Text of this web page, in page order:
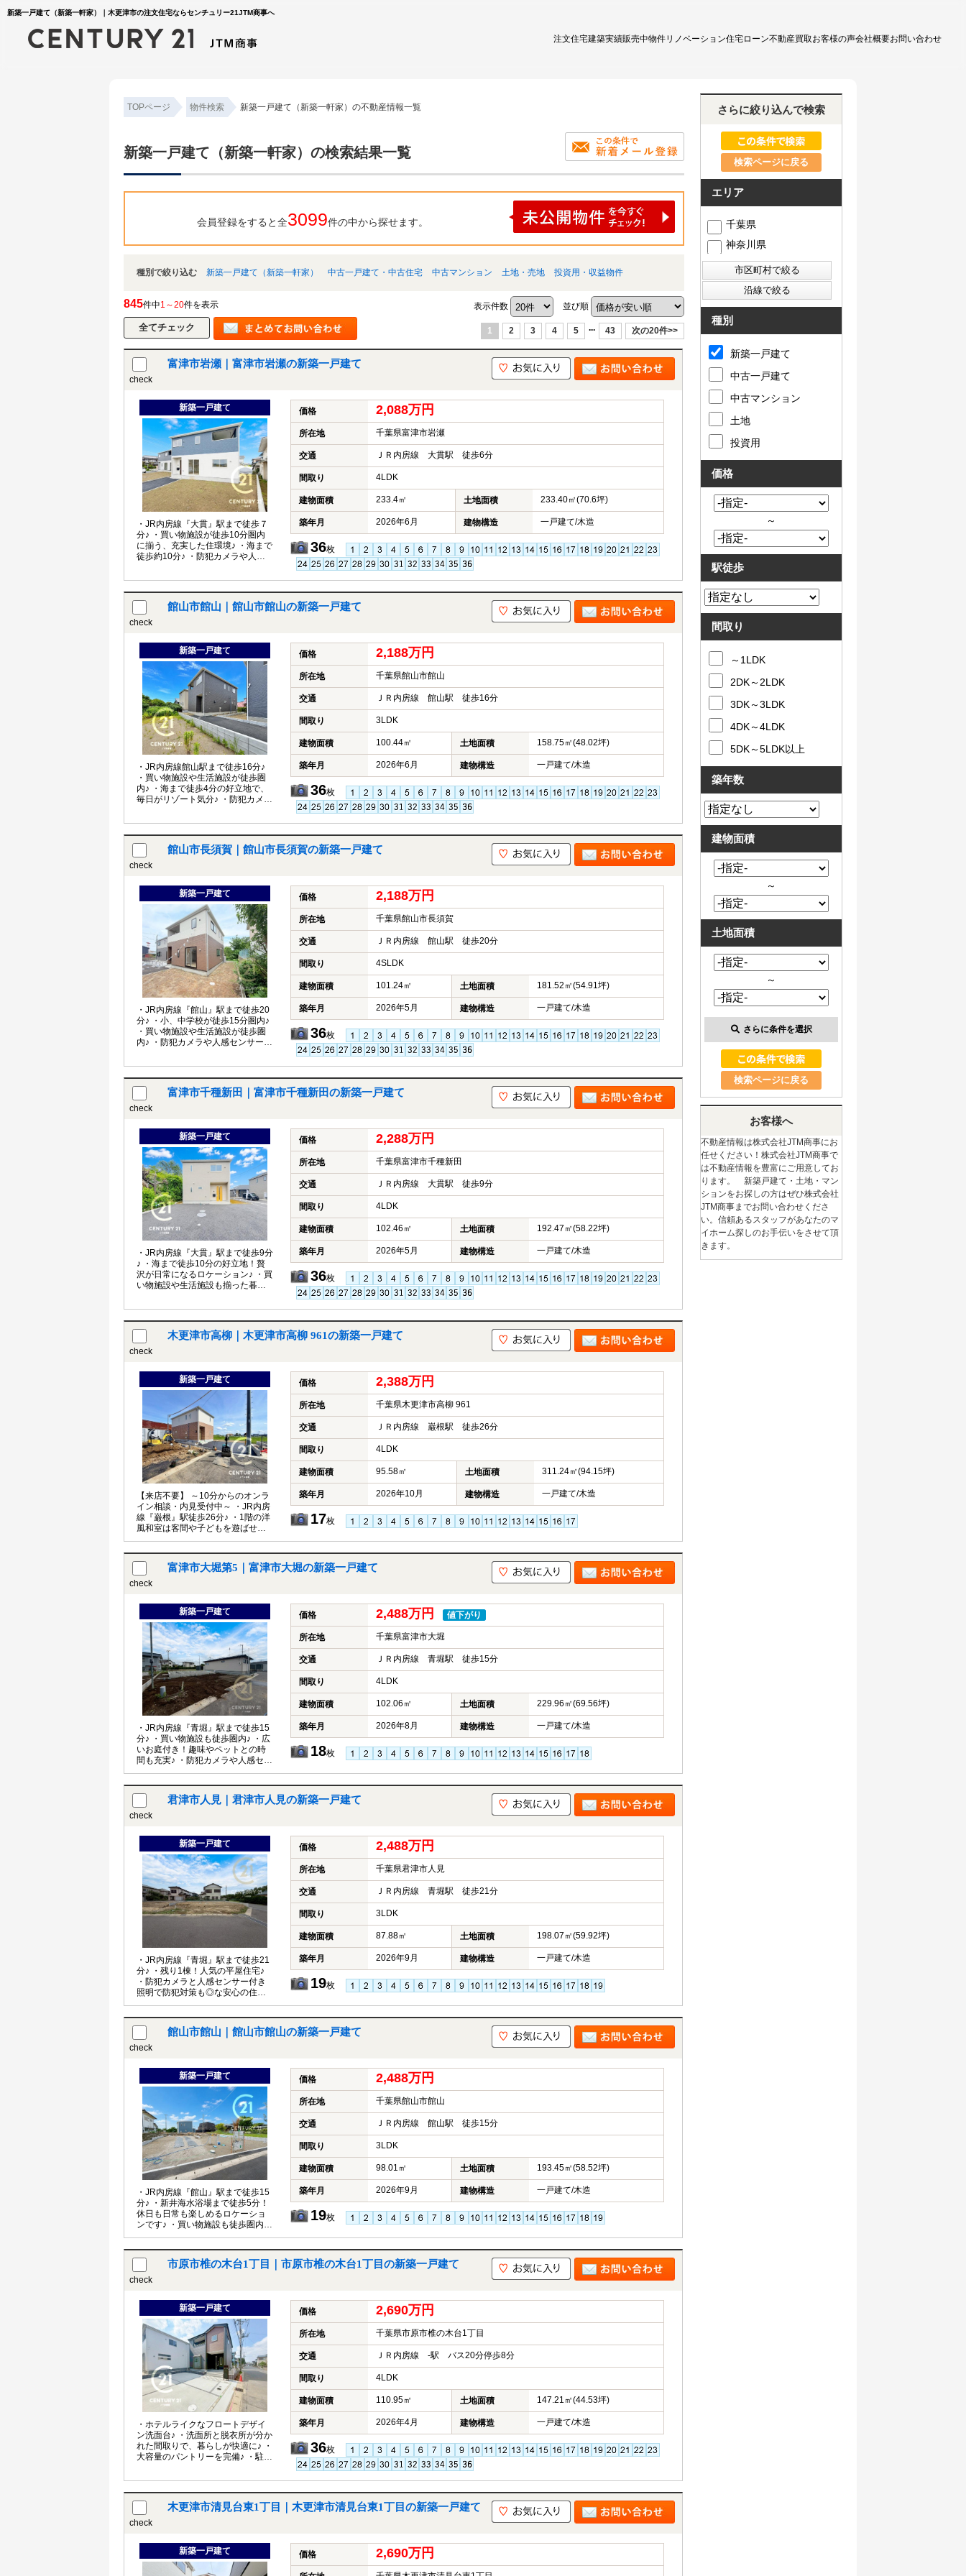
新築一戸建て（新築一軒家）｜木更津市の注文住宅ならセンチュリー21JTM商事へ
注文住宅建築実績販売中物件リノベーション住宅ローン不動産買取お客様の声会社概要お問い合わせ
TOPページ 物件検索 新築一戸建て（新築一軒家）の不動産情報一覧
新築一戸建て（新築一軒家）の検索結果一覧
会員登録をすると全3099件の中から探せます。
種別で絞り込む 新築一戸建て（新築一軒家） 中古一戸建て・中古住宅 中古マンション 土地・売地 投資用・収益物件
845件中1～20件を表示 表示件数 並び順
1 2 3 4 5 ... 43 次の20件>>
check
富津市岩瀬｜富津市岩瀬の新築一戸建て
新築一戸建て
・JR内房線『大貫』駅まで徒歩７
分♪ ・買い物施設が徒歩10分圏内
に揃う、充実した住環境♪ ・海まで
徒歩約10分♪ ・防犯カメラや人感
価格 2,088万円
所在地 千葉県富津市岩瀬
交通 ＪＲ内房線 大貫駅 徒歩6分
間取り 4LDK
建物面積 233.4㎡ 土地面積 233.40㎡(70.6坪)
築年月 2026年6月 建物構造 一戸建て/木造
36枚
check
館山市館山｜館山市館山の新築一戸建て
新築一戸建て
・JR内房線館山駅まで徒歩16分♪
・買い物施設や生活施設が徒歩圏
内♪ ・海まで徒歩4分の好立地で、
毎日がリゾート気分♪ ・防犯カメラ
価格 2,188万円
所在地 千葉県館山市館山
交通 ＪＲ内房線 館山駅 徒歩16分
間取り 3LDK
建物面積 100.44㎡ 土地面積 158.75㎡(48.02坪)
築年月 2026年6月 建物構造 一戸建て/木造
36枚
check
館山市長須賀｜館山市長須賀の新築一戸建て
新築一戸建て
・JR内房線『館山』駅まで徒歩20
分♪ ・小、中学校が徒歩15分圏内♪
・買い物施設や生活施設が徒歩圏
内♪ ・防犯カメラや人感センサー付
価格 2,188万円
所在地 千葉県館山市長須賀
交通 ＪＲ内房線 館山駅 徒歩20分
間取り 4SLDK
建物面積 101.24㎡ 土地面積 181.52㎡(54.91坪)
築年月 2026年5月 建物構造 一戸建て/木造
36枚
check
富津市千種新田｜富津市千種新田の新築一戸建て
新築一戸建て
・JR内房線『大貫』駅まで徒歩9分
♪ ・海まで徒歩10分の好立地！贅
沢が日常になるロケーション♪ ・買
い物施設や生活施設も揃った暮ら
価格 2,288万円
所在地 千葉県富津市千種新田
交通 ＪＲ内房線 大貫駅 徒歩9分
間取り 4LDK
建物面積 102.46㎡ 土地面積 192.47㎡(58.22坪)
築年月 2026年5月 建物構造 一戸建て/木造
36枚
check
木更津市高柳｜木更津市高柳 961の新築一戸建て
新築一戸建て
【来店不要】 ～10分からのオンラ
イン相談・内見受付中～ ・JR内房
線『巌根』駅徒歩26分♪ ・1階の洋
風和室は客間や子どもを遊ばせる
スペースなどに重宝します！
価格 2,388万円
所在地 千葉県木更津市高柳 961
交通 ＪＲ内房線 巌根駅 徒歩26分
間取り 4LDK
建物面積 95.58㎡ 土地面積 311.24㎡(94.15坪)
築年月 2026年10月 建物構造 一戸建て/木造
17枚
check
富津市大堀第5｜富津市大堀の新築一戸建て
新築一戸建て
・JR内房線『青堀』駅まで徒歩15
分♪ ・買い物施設も徒歩圏内♪ ・広
いお庭付き！趣味やペットとの時
間も充実♪ ・防犯カメラや人感セン
サー付き照明を完備で防犯面も◎♪
価格 2,488万円 値下がり
所在地 千葉県富津市大堀
交通 ＪＲ内房線 青堀駅 徒歩15分
間取り 4LDK
建物面積 102.06㎡ 土地面積 229.96㎡(69.56坪)
築年月 2026年8月 建物構造 一戸建て/木造
18枚
check
君津市人見｜君津市人見の新築一戸建て
新築一戸建て
・JR内房線『青堀』駅まで徒歩21
分♪ ・残り1棟！人気の平屋住宅♪
・防犯カメラと人感センサー付き
照明で防犯対策も◎な安心の住まい
♪ ・全居室収納スペース付き♪
価格 2,488万円
所在地 千葉県君津市人見
交通 ＪＲ内房線 青堀駅 徒歩21分
間取り 3LDK
建物面積 87.88㎡ 土地面積 198.07㎡(59.92坪)
築年月 2026年9月 建物構造 一戸建て/木造
19枚
check
館山市館山｜館山市館山の新築一戸建て
新築一戸建て
・JR内房線『館山』駅まで徒歩15
分♪ ・新井海水浴場まで徒歩5分！
休日も日常も楽しめるロケーショ
ンです♪ ・買い物施設も徒歩圏内！
便利な住環境♪ ・防犯対策も◎
価格 2,488万円
所在地 千葉県館山市館山
交通 ＪＲ内房線 館山駅 徒歩15分
間取り 3LDK
建物面積 98.01㎡ 土地面積 193.45㎡(58.52坪)
築年月 2026年9月 建物構造 一戸建て/木造
19枚
check
市原市椎の木台1丁目｜市原市椎の木台1丁目の新築一戸建て
新築一戸建て
・ホテルライクなフロートデザイ
ン洗面台♪ ・洗面所と脱衣所が分か
れた間取りで、暮らしが快適に♪ ・
大容量のパントリーを完備♪ ・駐車
価格 2,690万円
所在地 千葉県市原市椎の木台1丁目
交通 ＪＲ内房線 -駅 バス20分停歩8分
間取り 4LDK
建物面積 110.95㎡ 土地面積 147.21㎡(44.53坪)
築年月 2026年4月 建物構造 一戸建て/木造
36枚
check
木更津市清見台東1丁目｜木更津市清見台東1丁目の新築一戸建て
新築一戸建て 価格 2,690万円
さらに絞り込んで検索
検索ページに戻る
エリア
千葉県
神奈川県
種別
新築一戸建て
中古一戸建て
中古マンション
土地
投資用
価格
～
駅徒歩
間取り
～1LDK
2DK～2LDK
3DK～3LDK
4DK～4LDK
5DK～5LDK以上
築年数
建物面積
～
土地面積
～
さらに条件を選択
検索ページに戻る
お客様へ
不動産情報は株式会社JTM商事にお
任せください！株式会社JTM商事で
は不動産情報を豊富にご用意してお
ります。 新築戸建て・土地・マン
ションをお探しの方はぜひ株式会社
JTM商事までお問い合わせくださ
い。信頼あるスタッフがあなたのマ
イホーム探しのお手伝いをさせて頂
きます。